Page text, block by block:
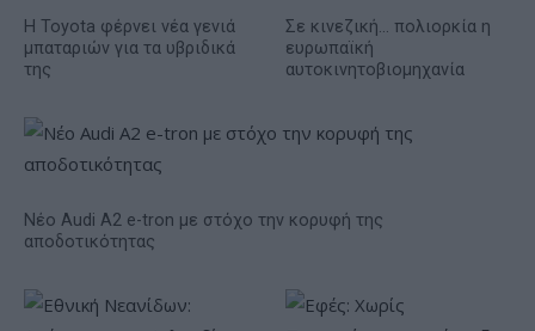
Η Toyota φέρνει νέα γενιά
μπαταριών για τα υβριδικά
της
Σε κινεζική… πολιορκία η
ευρωπαϊκή
αυτοκινητοβιομηχανία
Νέο Audi A2 e-tron με στόχο την κορυφή της
αποδοτικότητας